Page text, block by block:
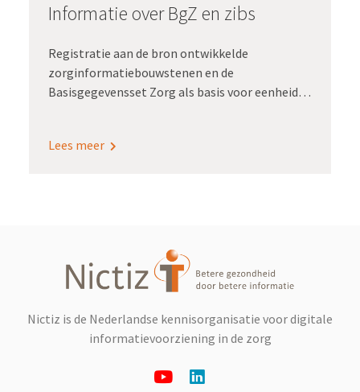
Informatie over BgZ en zibs
Registratie aan de bron ontwikkelde
zorginformatiebouwstenen en de
Basisgegevensset Zorg als basis voor eenheid
Lees meer
Nictiz is de Nederlandse kennisorganisatie voor digitale
informatievoorziening in de zorg